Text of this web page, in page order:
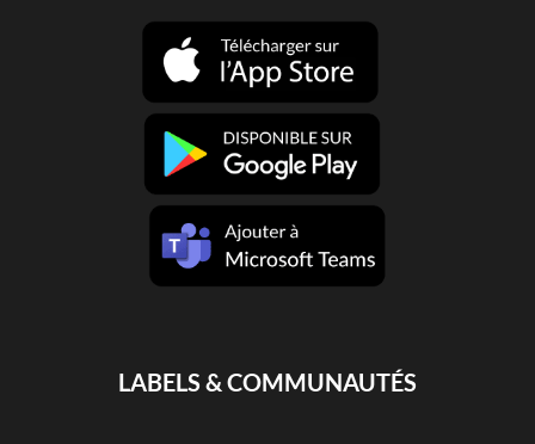
LABELS & COMMUNAUTÉS